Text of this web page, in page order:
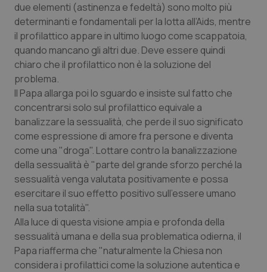
Veneto
Oncoematologia
Oncologia & Nutrizione
Psoriasi & pelle
Quotidiano Cardiologia
Quotidiano Chirurgia
Quotidiano Oncologia
Quotidiano Pediatria
Rene & patologie urogenitali
Salute orale & impianti
due elementi (astinenza e fedeltà) sono molto più
determinanti e fondamentali per la lotta all’Aids, mentre
il profilattico appare in ultimo luogo come scappatoia,
quando mancano gli altri due. Deve essere quindi
chiaro che il profilattico non è la soluzione del
problema.
Il Papa allarga poi lo sguardo e insiste sul fatto che
concentrarsi solo sul profilattico equivale a
banalizzare la sessualità, che perde il suo significato
come espressione di amore fra persone e diventa
come una "droga". Lottare contro la banalizzazione
della sessualità è "parte del grande sforzo perché la
sessualità venga valutata positivamente e possa
esercitare il suo effetto positivo sull’essere umano
nella sua totalità".
Alla luce di questa visione ampia e profonda della
sessualità umana e della sua problematica odierna, il
Papa riafferma che "naturalmente la Chiesa non
considera i profilattici come la soluzione autentica e